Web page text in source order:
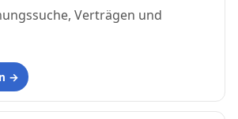
Verträgen und